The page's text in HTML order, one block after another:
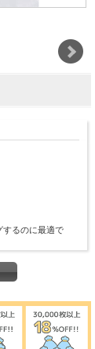
するのに最適で